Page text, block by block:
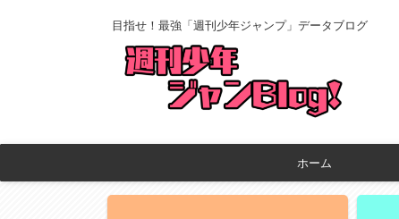
目指せ！最強「週刊少年ジャンプ」データブログ
ホーム